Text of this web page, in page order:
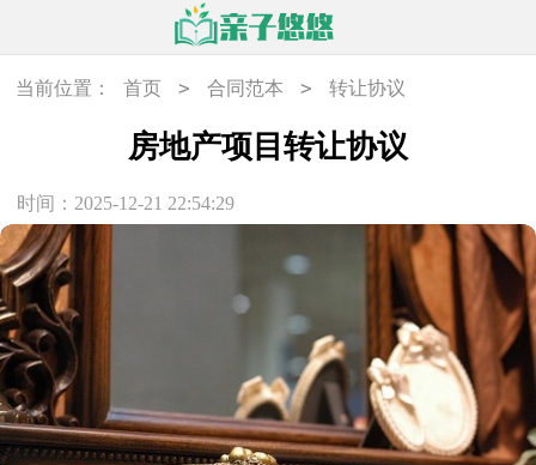
当前位置： 首页 > 合同范本 > 转让协议
房地产项目转让协议
时间：2025-12-21 22:54:29